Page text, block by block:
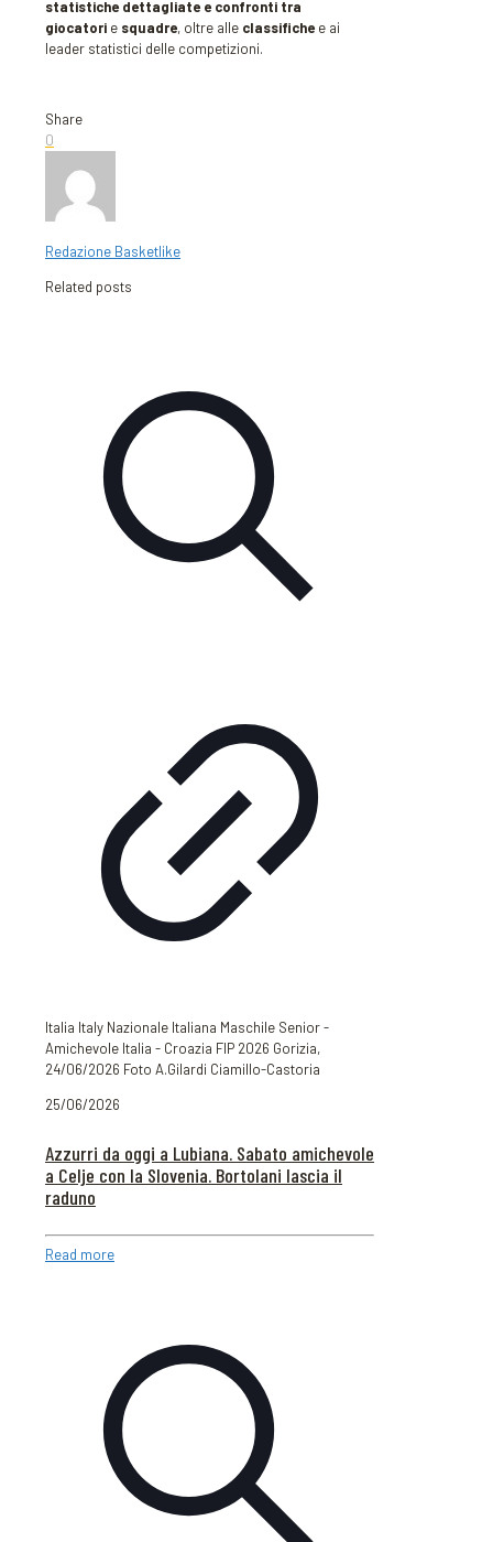
statistiche dettagliate e confronti tra
giocatori e squadre, oltre alle classifiche e ai
leader statistici delle competizioni.
Share
0
Redazione Basketlike
Related posts
Italia Italy Nazionale Italiana Maschile Senior -
Amichevole Italia - Croazia FIP 2026 Gorizia,
24/06/2026 Foto A.Gilardi Ciamillo-Castoria
25/06/2026
Azzurri da oggi a Lubiana. Sabato amichevole
a Celje con la Slovenia. Bortolani lascia il
raduno
Read more